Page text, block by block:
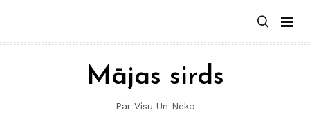
content
Mājas sirds
Par Visu Un Neko